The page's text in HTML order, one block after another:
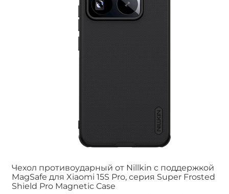
Чехол противоударный от Nillkin c поддержкой
MagSafe для Xiaomi 15S Pro, серия Super Frosted
Shield Pro Magnetic Case